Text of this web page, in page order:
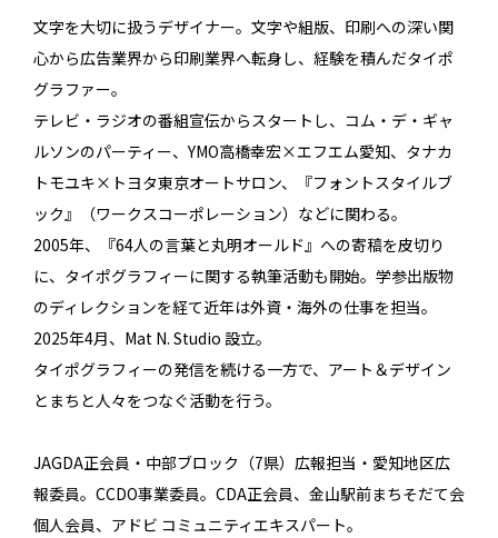
文字を大切に扱うデザイナー。文字や組版、印刷への深い関
心から広告業界から印刷業界へ転身し、経験を積んだタイポ
グラファー。
テレビ・ラジオの番組宣伝からスタートし、コム・デ・ギャ
ルソンのパーティー、YMO高橋幸宏×エフエム愛知、タナカ
トモユキ×トヨタ東京オートサロン、『フォントスタイルブ
ック』（ワークスコーポレーション）などに関わる。
2005年、『64人の言葉と丸明オールド』への寄稿を皮切り
に、タイポグラフィーに関する執筆活動も開始。学参出版物
のディレクションを経て近年は外資・海外の仕事を担当。
2025年4月、Mat N. Studio 設立。
タイポグラフィーの発信を続ける一方で、アート＆デザイン
とまちと人々をつなぐ活動を行う。
JAGDA正会員・中部ブロック（7県）広報担当・愛知地区広
報委員。CCDO事業委員。CDA正会員、金山駅前まちそだて会
個人会員、アドビ コミュニティエキスパート。